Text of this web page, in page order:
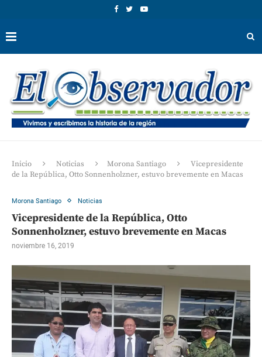
Inicio Noticias Morona Santiago
Vicepresidente
de la República, Otto Sonnenholzner, estuvo brevemente en Macas
Morona Santiago Noticias
Vicepresidente de la República, Otto
Sonnenholzner, estuvo brevemente en Macas
noviembre 16, 2019